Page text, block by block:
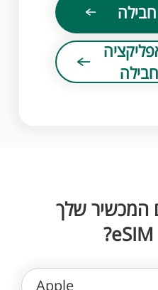
המכשיר שלך
Apple